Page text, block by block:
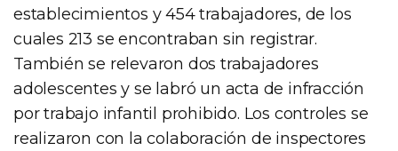
establecimientos y 454 trabajadores, de los
cuales 213 se encontraban sin registrar.
También se relevaron dos trabajadores
adolescentes y se labró un acta de infracción
por trabajo infantil prohibido. Los controles se
realizaron con la colaboración de inspectores